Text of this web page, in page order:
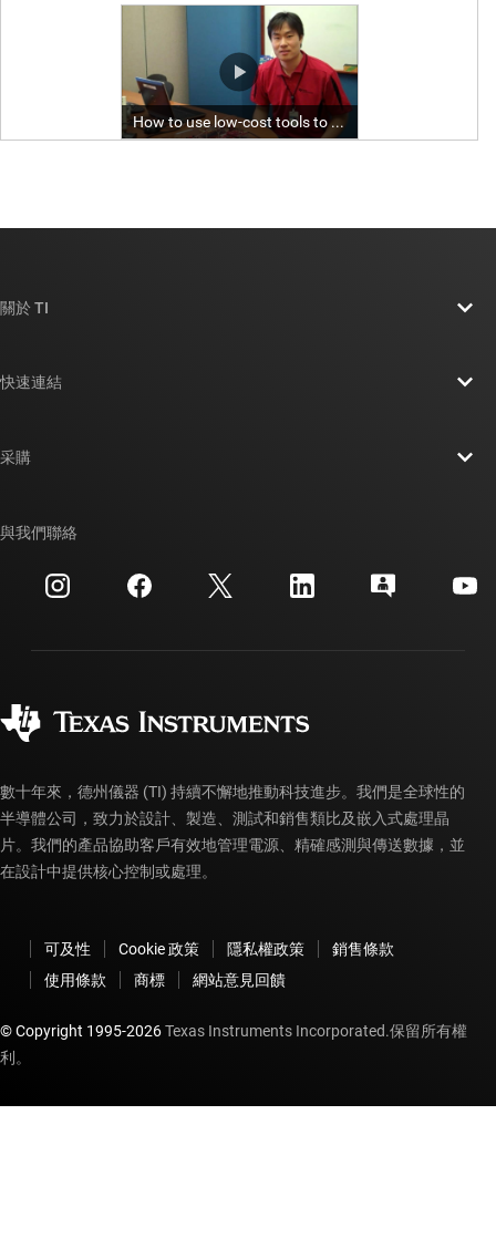
關於 TI
投資人關系
製造
快速連結
交互參考搜索
客戶支援中心
myTI 帳戶常見問題解答
采購
訂購 FAQ
與我們聯絡
數十年來，德州儀器 (TI) 持續不懈地推動科技進步。我們是全球性的
半導體公司，致力於設計、製造、測試和銷售類比及嵌入式處理晶
片。我們的產品協助客戶有效地管理電源、精確感測與傳送數據，並
在設計中提供核心控制或處理。
可及性 Cookie 政策 隱私權政策
銷售條款
使用條款
商標 網站意見回饋
© Copyright 1995-2026Texas Instruments Incorporated.保留所有權
利。